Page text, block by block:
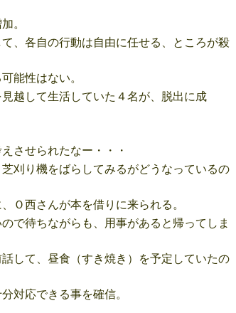
。
、各自の行動は自由に任せる、ところが殺
能性はない。
越して生活していた４名が、脱出に成
させられたなー・・・
刈り機をばらしてみるがどうなっているの
Ｏ西さんが本を借りに来られる。
で待ちながらも、用事があると帰ってしま
て、昼食（すき焼き）を予定していたの
対応できる事を確信。